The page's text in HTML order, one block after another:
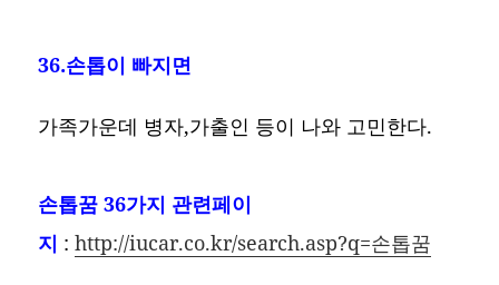
36.손톱이 빠지면
가족가운데 병자,가출인 등이 나와 고민한다.
손톱꿈36가지 관련페이
지 :http://iucar.co.kr/search.asp?q=손톱꿈